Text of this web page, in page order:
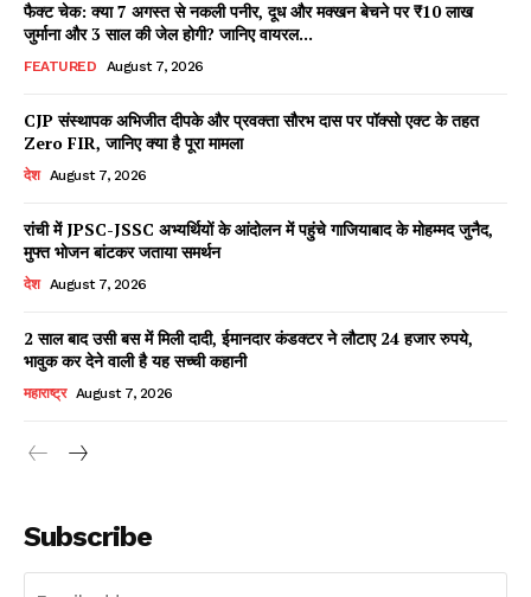
फैक्ट चेक: क्या 7 अगस्त से नकली पनीर, दूध और मक्खन बेचने पर ₹10 लाख
जुर्माना और 3 साल की जेल होगी? जानिए वायरल...
FEATURED August 7, 2026
CJP संस्थापक अभिजीत दीपके और प्रवक्ता सौरभ दास पर पॉक्सो एक्ट के तहत
Zero FIR, जानिए क्या है पूरा मामला
देश August 7, 2026
रांची में JPSC-JSSC अभ्यर्थियों के आंदोलन में पहुंचे गाजियाबाद के मोहम्मद जुनैद,
मुफ्त भोजन बांटकर जताया समर्थन
देश August 7, 2026
2 साल बाद उसी बस में मिली दादी, ईमानदार कंडक्टर ने लौटाए 24 हजार रुपये,
भावुक कर देने वाली है यह सच्ची कहानी
महाराष्ट्र August 7, 2026
Subscribe